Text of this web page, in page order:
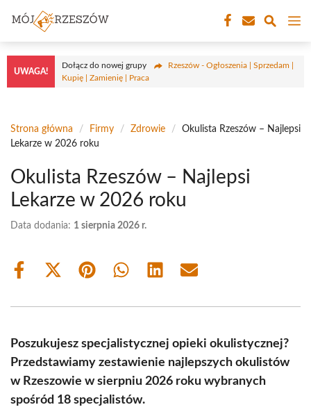
treści
UWAGA!
Dołącz do nowej grupy
Rzeszów - Ogłoszenia | Sprzedam |
Kupię | Zamienię | Praca
Strona główna / Firmy / Zdrowie /
Okulista Rzeszów – Najlepsi
Lekarze w 2026 roku
Okulista Rzeszów – Najlepsi
Lekarze w 2026 roku
Data dodania: 1 sierpnia 2026 r.
Share
Share
(Twitter)
Share Share Share Share
Poszukujesz specjalistycznej opieki okulistycznej?
Przedstawiamy zestawienie najlepszych okulistów
w Rzeszowie w sierpniu 2026 roku wybranych
spośród 18 specjalistów.